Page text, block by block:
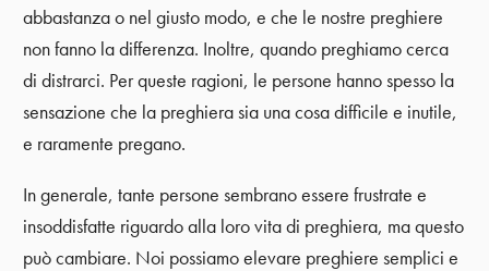
abbastanza o nel giusto modo, e che le nostre preghiere
non fanno la differenza. Inoltre, quando preghiamo cerca
di distrarci. Per queste ragioni, le persone hanno spesso la
sensazione che la preghiera sia una cosa difficile e inutile,
e raramente pregano.
In generale, tante persone sembrano essere frustrate e
insoddisfatte riguardo alla loro vita di preghiera, ma questo
può cambiare. Noi possiamo elevare preghiere semplici e